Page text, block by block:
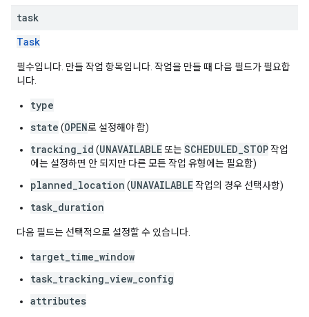
task
Task
필수입니다. 만들 작업 항목입니다. 작업을 만들 때 다음 필드가 필요합
니다.
type
state (OPEN로 설정해야 함)
tracking_id (UNAVAILABLE 또는SCHEDULED_STOP작업
에는 설정하면 안 되지만 다른 모든 작업 유형에는 필요함)
planned_location (UNAVAILABLE작업의 경우 선택사항)
task_duration
다음 필드는 선택적으로 설정할 수 있습니다.
target_time_window
task_tracking_view_config
attributes